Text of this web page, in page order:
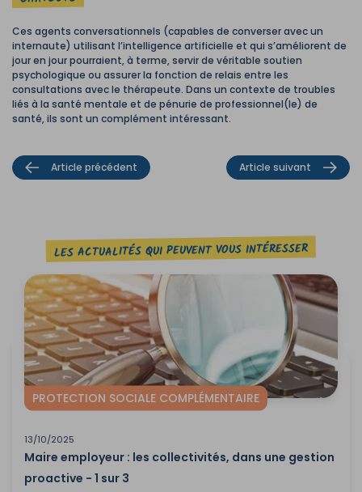
Ces agents conversationnels (capables de converser avec un
internaute) utilisant l’intelligence artificielle et qui s’améliorent de
jour en jour pourraient, à terme, servir de véritable soutien
psychologique ou assurer la fonction de relais entre les
consultations avec le thérapeute. Dans un contexte de troubles
liés à la santé mentale et de pénurie de professionnel(le) de
santé, ils sont un complément intéressant.
Article précédent Article suivant
LES ACTUALITÉS QUI PEUVENT VOUS INTÉRESSER
PROTECTION SOCIALE COMPLÉMENTAIRE
13/10/2025
Maire employeur : les collectivités, dans une gestion
proactive - 1 sur 3